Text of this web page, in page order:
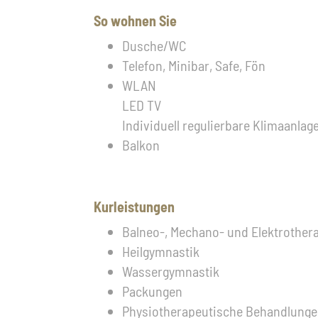
So wohnen Sie
Dusche/WC
Telefon, Minibar, Safe, Fön
WLAN
LED TV
Individuell regulierbare
Balkon
Kurleistungen
Balneo-, Mechano- und
Heilgymnastik
Wassergymnastik
Packungen
Physiotherapeutische